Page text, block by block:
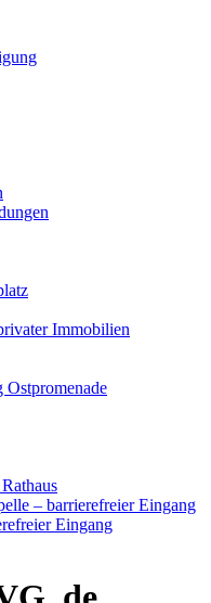
Immobilien
Ostpromenade
– barrierefreier Eingang
Eingang